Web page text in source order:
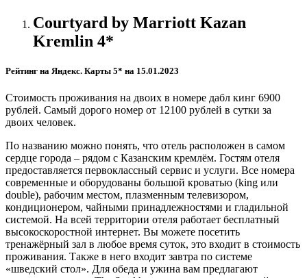
Courtyard by Marriott Kazan
Kremlin 4*
Рейтинг на Яндекс. Карты 5* на 15.01.2023
Стоимость проживания на двоих в номере дабл кинг 6900
рублей. Самый дорого номер от 12100 рублей в сутки за
двоих человек.
По названию можно понять, что отель расположен в самом
сердце города – рядом с Казанским кремлём. Гостям отеля
предоставляется первоклассный сервис и услуги. Все номера
современные и оборудованы большой кроватью (king или
double), рабочим местом, плазменным телевизором,
кондиционером, чайными принадлежностями и гладильной
системой. На всей территории отеля работает бесплатный
высокоскоростной интернет. Вы можете посетить
тренажёрный зал в любое время суток, это входит в стоимость
проживания. Также в него входит завтра по системе
«шведский стол». Для обеда и ужина вам предлагают